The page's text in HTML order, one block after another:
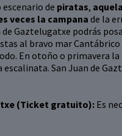
escenario de piratas,
veces la campana de la
de Gaztelugatxe podrás
al bravo mar
En otoño o primavera
San Juan de
(Ticket gratuito): Es